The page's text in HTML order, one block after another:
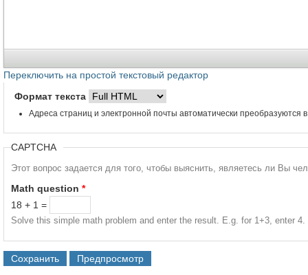
Переключить на простой текстовый редактор
Формат текста
Адреса страниц и электронной почты автоматически преобразуются
CAPTCHA
Этот вопрос задается для того, чтобы выяснить, являетесь ли Вы
Math question *
18 + 1 =
Solve this simple math problem and enter the result. E.g. for 1+3, enter 4.